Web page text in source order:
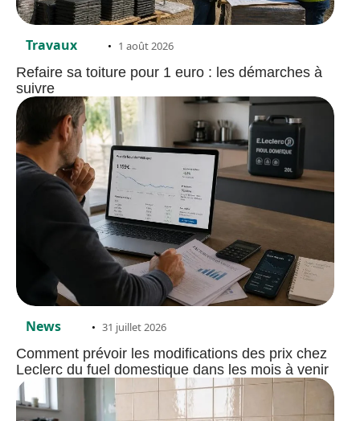
Travaux 1 août 2026
Refaire sa toiture pour 1 euro : les démarches à
suivre
News 31 juillet 2026
Comment prévoir les modifications des prix chez
Leclerc du fuel domestique dans les mois à venir